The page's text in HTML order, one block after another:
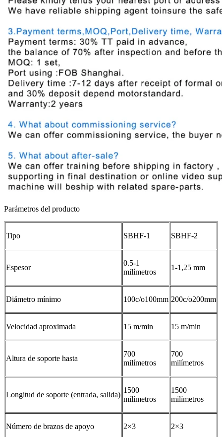
Parámetros del producto
Tipo SBHF-1 SBHF-2
Espesor
0.5-1
milímetros
1-1,25 mm
Diámetro mínimo 100c/o100mm 200c/o200mm
Velocidad aproximada 15 m/min 15 m/min
Altura de soporte hasta
700
milímetros
700
milímetros
Longitud de soporte (entrada, salida)
1500
milímetros
1500
milímetros
Número de brazos de apoyo 2×3 2×3